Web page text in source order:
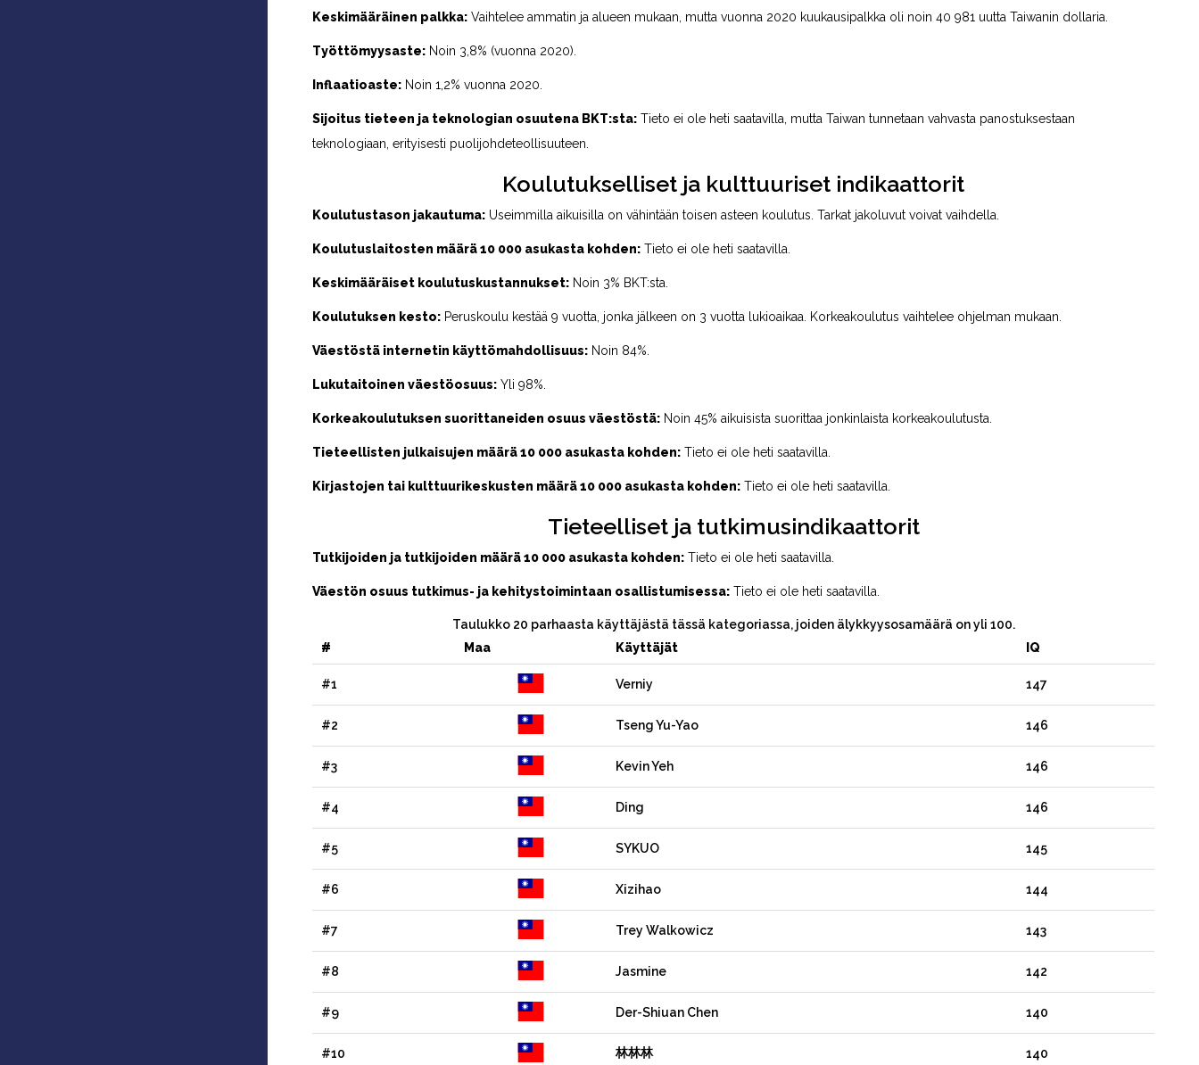
Keskimääräinen palkka: Vaihtelee ammatin ja alueen mukaan, mutta vuonna 2020 kuukausipalkka oli noin 40 981 uutta Taiwanin dollaria.
Työttömyysaste: Noin 3,8% (vuonna 2020).
Inflaatioaste: Noin 1,2% vuonna 2020.
Sijoitus tieteen ja teknologian osuutena BKT:sta: Tieto ei ole heti saatavilla, mutta Taiwan tunnetaan vahvasta panostuksestaan
teknologiaan, erityisesti puolijohdeteollisuuteen.
Koulutukselliset ja kulttuuriset indikaattorit
Koulutustason jakautuma: Useimmilla aikuisilla on vähintään toisen asteen koulutus. Tarkat jakoluvut voivat vaihdella.
Koulutuslaitosten määrä 10 000 asukasta kohden: Tieto ei ole heti saatavilla.
Keskimääräiset koulutuskustannukset: Noin 3% BKT:sta.
Koulutuksen kesto: Peruskoulu kestää 9 vuotta, jonka jälkeen on 3 vuotta lukioaikaa. Korkeakoulutus vaihtelee ohjelman mukaan.
Väestöstä internetin käyttömahdollisuus: Noin 84%.
Lukutaitoinen väestöosuus: Yli 98%.
Korkeakoulutuksen suorittaneiden osuus väestöstä: Noin 45% aikuisista suorittaa jonkinlaista korkeakoulutusta.
Tieteellisten julkaisujen määrä 10 000 asukasta kohden: Tieto ei ole heti saatavilla.
Kirjastojen tai kulttuurikeskusten määrä 10 000 asukasta kohden: Tieto ei ole heti saatavilla.
Tieteelliset ja tutkimusindikaattorit
Tutkijoiden ja tutkijoiden määrä 10 000 asukasta kohden: Tieto ei ole heti saatavilla.
Väestön osuus tutkimus- ja kehitystoimintaan osallistumisessa: Tieto ei ole heti saatavilla.
Taulukko 20 parhaasta käyttäjästä tässä kategoriassa, joiden älykkyysosamäärä on yli 100.
#
Maa Käyttäjät IQ
#1 Verniy 147
#2 Tseng Yu-Yao 146
#3 Kevin Yeh 146
#4 Ding 146
#5 SYKUO 145
#6 Xizihao 144
#7 Trey Walkowicz 143
#8 Jasmine 142
#9 Der-Shiuan Chen 140
#10 林林林 140